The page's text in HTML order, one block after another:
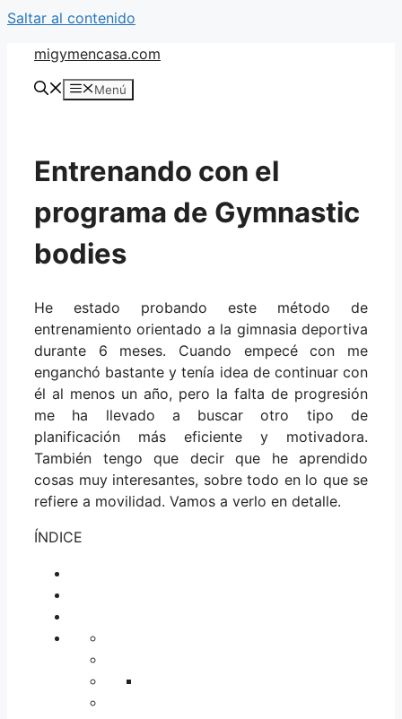
Saltar al contenido
migymencasa.com
Menú
Entrenando con el
programa de Gymnastic
bodies
He estado probando este método de
entrenamiento orientado a la gimnasia deportiva
durante 6 meses. Cuando empecé con me
enganchó bastante y tenía idea de continuar con
él al menos un año, pero la falta de progresión
me ha llevado a buscar otro tipo de
planificación más eficiente y motivadora.
También tengo que decir que he aprendido
cosas muy interesantes, sobre todo en lo que se
refiere a movilidad. Vamos a verlo en detalle.
ÍNDICE